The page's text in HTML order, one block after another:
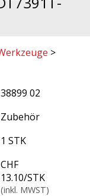
>
38899 02
Zubehör
1 STK
CHF
13.10/STK
(inkl. MWST)